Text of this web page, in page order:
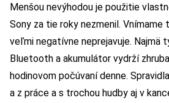
Menšou nevýhodou je použitie
Sony za tie roky nezmenil.
veľmi negatívne neprejavuje. Najmä
Bluetooth a akumulátor vydrží
hodinovom počúvaní denne.
a z práce a s trochou hudby aj v